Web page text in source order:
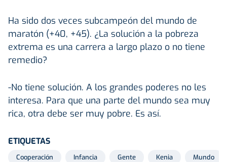
Ha sido dos veces subcampeón del mundo de
maratón (+40, +45). ¿La solución a la pobreza
extrema es una carrera a largo plazo o no tiene
remedio?
-No tiene solución. A los grandes poderes no les
interesa. Para que una parte del mundo sea muy
rica, otra debe ser muy pobre. Es así.
ETIQUETAS
Cooperación Infancia Gente Kenia Mundo